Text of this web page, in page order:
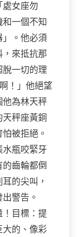
處女座勿
一個不知
」。他必須
來抵抗那
一切的理
！」他絕望
他為林天秤
秤座黃銅
被拒絕。
瓶咬緊牙
齒輪都倒
的尖叫，
警告。
！目標：提
大的、像彩